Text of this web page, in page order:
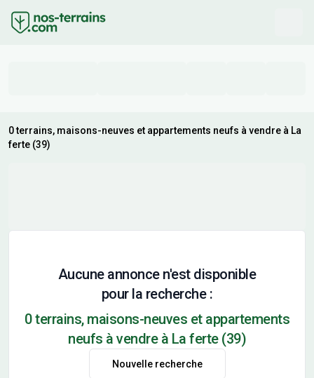
0 terrains, maisons-neuves et appartements neufs à vendre à La
ferte (39)
Aucune annonce n'est disponible
pour la recherche :
0 terrains, maisons-neuves et appartements
neufs à vendre à La ferte (39)
Nouvelle recherche